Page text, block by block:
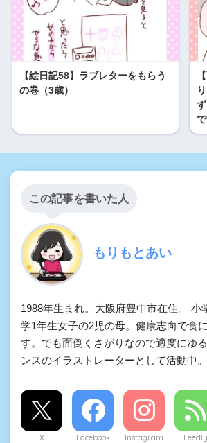
【絵日記58】ラブレターをもらう
の巻（3歳）
この記事を書いた人
もりもとあい
1988年生まれ。大阪府豊中市在住。 小
学1年生女子の2児の母。健康志向で食
す。でも面倒くさがりなので適度にゆ
ンスのイラストレーターとして活動中。
X Facebook Instagram Feedly